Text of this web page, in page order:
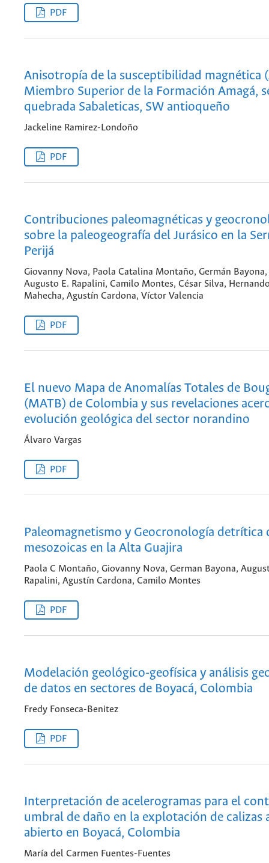
PDF
Anisotropía de la susceptibilidad magnética
Miembro Superior de la Formación Amagá,
quebrada Sabaleticas, SW antioqueño
Jackeline Ramirez-Londoño
PDF
Contribuciones paleomagnéticas y
sobre la paleogeografía del Jurásico en la
Perijá
Giovanny Nova, Paola Catalina Montaño, Germán Bayona,
Augusto E. Rapalini, Camilo Montes, César Silva,
Mahecha, Agustín Cardona, Víctor Valencia
PDF
El nuevo Mapa de Anomalías Totales de
(MATB) de Colombia y sus revelaciones
evolución geológica del sector norandino
Álvaro Vargas
PDF
Paleomagnetismo y Geocronología detrítica
mesozoicas en la Alta Guajira
Paola C Montaño, Giovanny Nova, German Bayona,
Rapalini, Agustín Cardona, Camilo Montes
PDF
Modelación geológico-geofísica y análisis
de datos en sectores de Boyacá, Colombia
Fredy Fonseca-Benitez
PDF
Interpretación de acelerogramas para el
umbral de daño en la explotación de calizas
abierto en Boyacá, Colombia
María del Carmen Fuentes-Fuentes